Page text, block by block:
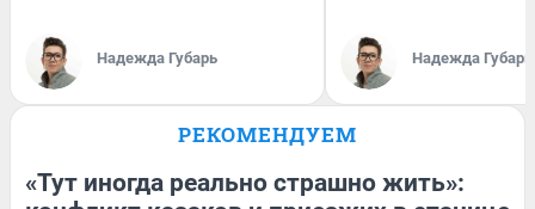
Надежда Губарь Надежда Губарь
РЕКОМЕНДУЕМ
«Тут иногда реально страшно жить»: